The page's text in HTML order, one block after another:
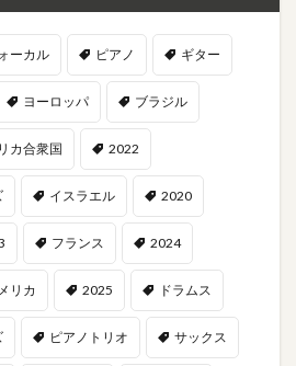
ーカル ピアノ ギター
ヨーロッパ ブラジル
カ合衆国 2022
イスラエル 2020
フランス 2024
リカ 2025 ドラムス
ピアノトリオ サックス